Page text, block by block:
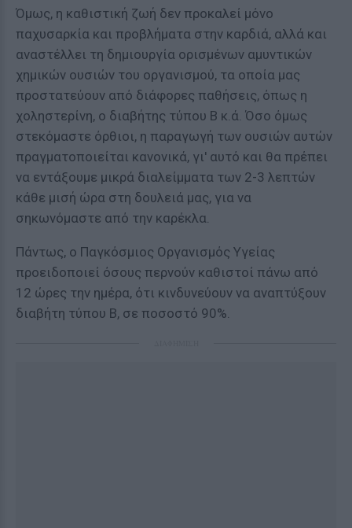
Όμως, η καθιστική ζωή δεν προκαλεί μόνο
παχυσαρκία και προβλήματα στην καρδιά, αλλά και
αναστέλλει τη δημιουργία ορισμένων αμυντικών
χημικών ουσιών του οργανισμού, τα οποία μας
προστατεύουν από διάφορες παθήσεις, όπως η
χοληστερίνη, ο διαβήτης τύπου Β κ.ά. Όσο όμως
στεκόμαστε όρθιοι, η παραγωγή των ουσιών αυτών
πραγματοποιείται κανονικά, γι' αυτό και θα πρέπει
να εντάξουμε μικρά διαλείμματα των 2-3 λεπτών
κάθε μισή ώρα στη δουλειά μας, για να
σηκωνόμαστε από την καρέκλα.
Πάντως, ο Παγκόσμιος Οργανισμός Υγείας
προειδοποιεί όσους περνούν καθιστοί πάνω από
12 ώρες την ημέρα, ότι κινδυνεύουν να αναπτύξουν
διαβήτη τύπου Β, σε ποσοστό 90%.